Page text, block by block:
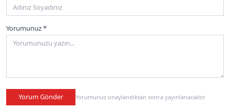
Yorumunuz *
Yorum Gönder Yorumunuz onaylandıktan sonra yayınlanacaktır.